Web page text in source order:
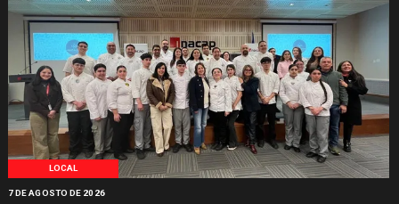
LOCAL
7 DE AGOSTO DE 2026